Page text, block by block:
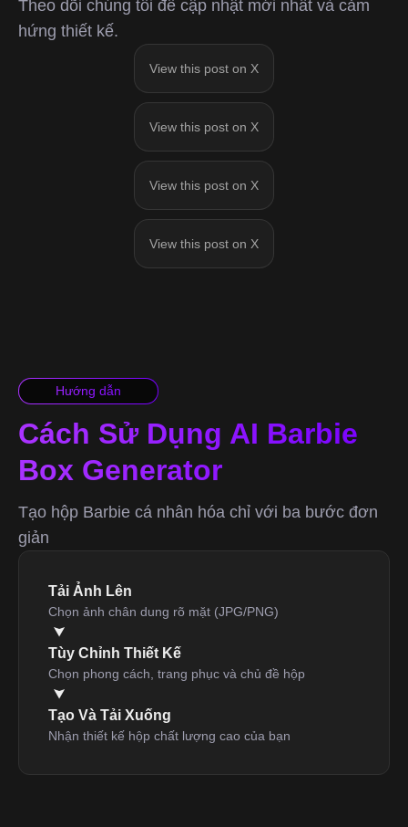
Theo dõi chúng tôi để cập nhật mới nhất và cảm
hứng thiết kế.
View this post on X
View this post on X
View this post on X
View this post on X
Hướng dẫn
Cách Sử Dụng AI Barbie
Box Generator
Tạo hộp Barbie cá nhân hóa chỉ với ba bước đơn
giản
Tải Ảnh Lên
Chọn ảnh chân dung rõ mặt (JPG/PNG)
Tùy Chỉnh Thiết Kế
Chọn phong cách, trang phục và chủ đề hộp
Tạo Và Tải Xuống
Nhận thiết kế hộp chất lượng cao của bạn